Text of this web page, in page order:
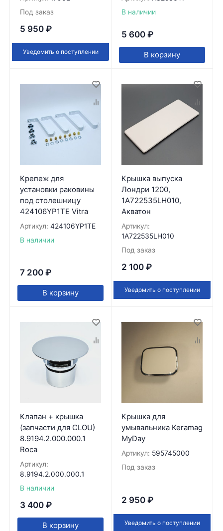
Под заказ
5 950 ₽
Уведомить о поступлении
В наличии
5 600 ₽
В корзину
Крепеж для
установки раковины
под столешницу
424106YP1TE Vitra
Артикул: 424106YP1TE
В наличии
7 200 ₽
В корзину
Крышка выпуска
Лондри 1200,
1A722535LH010,
Акватон
Артикул:
1A722535LH010
Под заказ
2 100 ₽
Уведомить о поступлении
Клапан + крышка
(запчасти для CLOU)
8.9194.2.000.000.1
Roca
Артикул:
8.9194.2.000.000.1
В наличии
3 400 ₽
В корзину
Крышка для
умывальника Keramag
MyDay
Артикул: 595745000
Под заказ
2 950 ₽
Уведомить о поступлении